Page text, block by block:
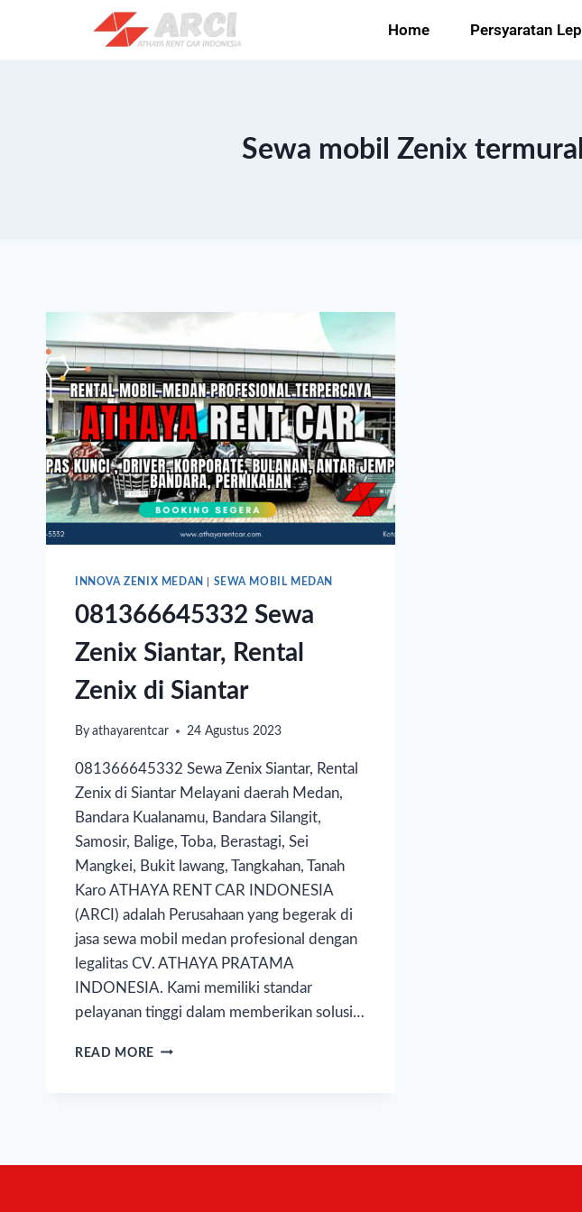
Home Persyaratan
Sewa mobil Zenix
INNOVA ZENIX MEDAN SEWA MOBIL MEDAN
081366645332 Sewa
Zenix Siantar, Rental
Zenix di Siantar
By athayarentcar 24 Agustus 2023
081366645332 Sewa Zenix Siantar, Rental
Zenix di Siantar Melayani daerah Medan,
Bandara Kualanamu, Bandara Silangit,
Samosir, Balige, Toba, Berastagi, Sei
Mangkei, Bukit lawang, Tangkahan, Tanah
Karo ATHAYA RENT CAR INDONESIA
(ARCI) adalah Perusahaan yang begerak di
jasa sewa mobil medan profesional dengan
legalitas CV. ATHAYA PRATAMA
INDONESIA. Kami memiliki standar
pelayanan tinggi dalam memberikan solusi…
READ MORE